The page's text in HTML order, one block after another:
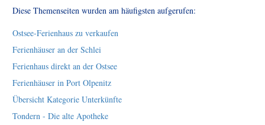
Diese Themenseiten wurden am häufigsten aufgerufen:
Ostsee-Ferienhaus zu verkaufen
Ferienhäuser an der Schlei
Ferienhaus direkt an der Ostsee
Ferienhäuser in Port Olpenitz
Übersicht Kategorie Unterkünfte
Tondern - Die alte Apotheke